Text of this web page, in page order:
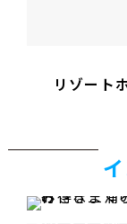
リゾート